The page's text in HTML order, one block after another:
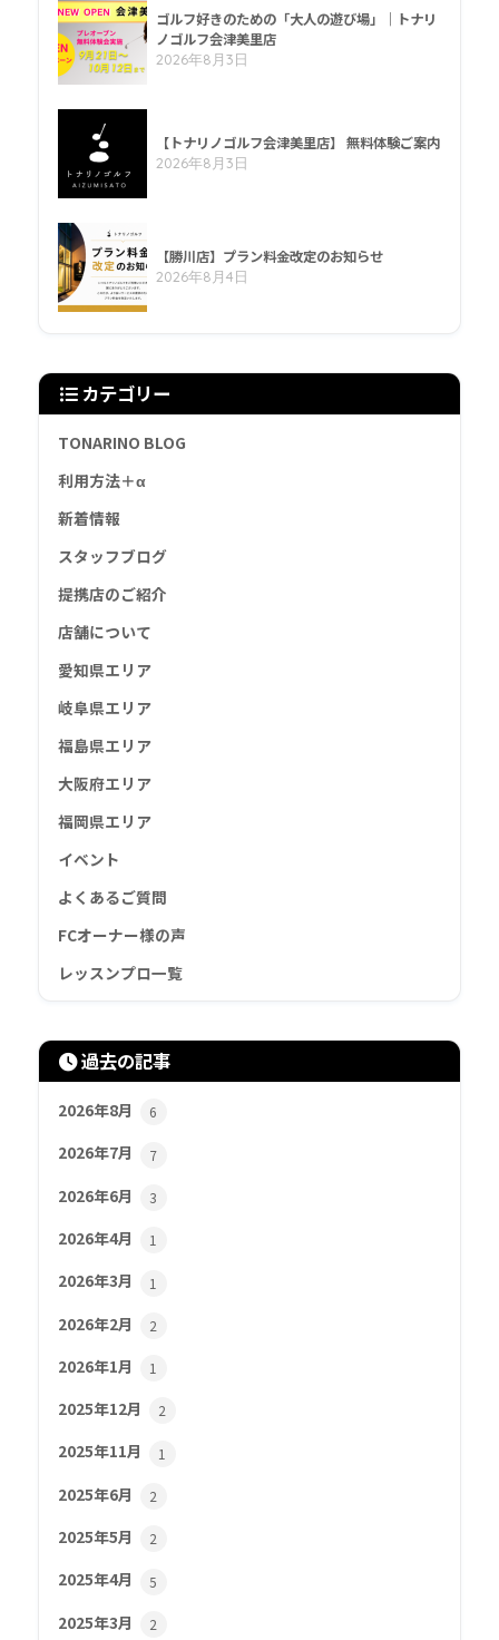
ゴルフ好きのための「大人の遊び場」｜トナリ
ノゴルフ会津美里店
2026年8月3日
【トナリノゴルフ会津美里店】 無料体験ご案内
2026年8月3日
【勝川店】プラン料金改定のお知らせ
2026年8月4日
カテゴリー
TONARINO BLOG
利用方法＋α
新着情報
スタッフブログ
提携店のご紹介
店舗について
愛知県エリア
岐阜県エリア
福島県エリア
大阪府エリア
福岡県エリア
イベント
よくあるご質問
FCオーナー様の声
レッスンプロ一覧
過去の記事
2026年8月 6
2026年7月 7
2026年6月 3
2026年4月 1
2026年3月 1
2026年2月 2
2026年1月 1
2025年12月 2
2025年11月 1
2025年6月 2
2025年5月 2
2025年4月 5
2025年3月 2